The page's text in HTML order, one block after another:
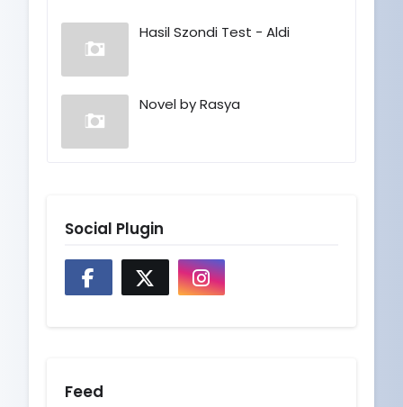
Hasil Szondi Test - Aldi
Novel by Rasya
Social Plugin
Feed